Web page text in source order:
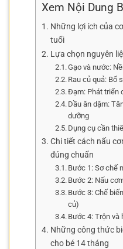
Xem Nội Dung
Những lợi ích của
tuổi
Lựa chọn nguyên
Gạo và nước:
Rau củ quả: Bổ
Đạm: Phát triển
Dầu ăn dặm:
dưỡng
Dụng cụ cần
Chi tiết cách nấu
đúng chuẩn
Bước 1: Sơ chế
Bước 2: Nấu
Bước 3: Chế
củ)
Bước 4: Trộn và
Những công thức
cho bé 14 tháng